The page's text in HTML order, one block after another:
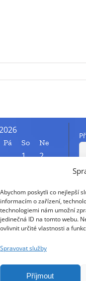
Abychom poskytli co nejlepší
informacím o zařízení,
technologiemi nám umožní
jedinečná ID na tomto webu.
ovlivnit určité vlastnosti a
Spravovat služby
Příjmout
Pá So Ne
1
2
21 22
23
28 29
30